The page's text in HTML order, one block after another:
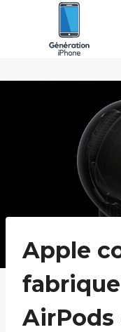
Apple
AirPods